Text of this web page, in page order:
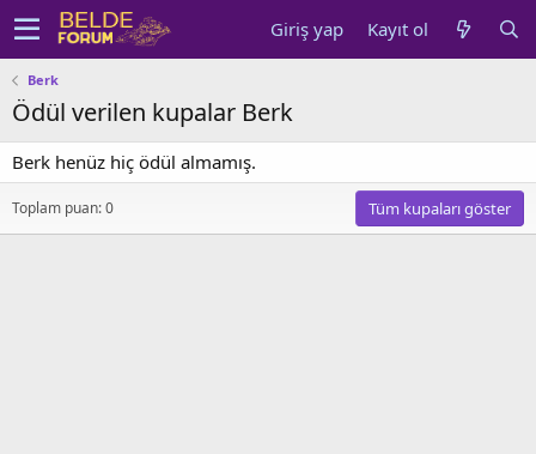
Giriş yap Kayıt ol
Berk
Ödül verilen kupalar Berk
Berk henüz hiç ödül almamış.
Toplam puan: 0 Tüm kupaları göster